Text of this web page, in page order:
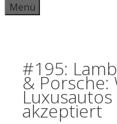
Menü
#195:
& Porsche:
akzeptiert